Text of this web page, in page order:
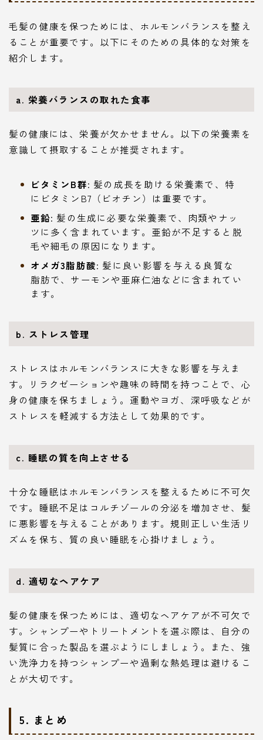
毛髪の健康を保つためには、ホルモンバランスを整え
ることが重要です。以下にそのための具体的な対策を
紹介します。
a. 栄養バランスの取れた食事
髪の健康には、栄養が欠かせません。以下の栄養素を
意識して摂取することが推奨されます。
ビタミンB群: 髪の成長を助ける栄養素で、特
にビタミンB7（ビオチン）は重要です。
亜鉛: 髪の生成に必要な栄養素で、肉類やナッ
ツに多く含まれています。亜鉛が不足すると脱
毛や細毛の原因になります。
オメガ3脂肪酸: 髪に良い影響を与える良質な
脂肪で、サーモンや亜麻仁油などに含まれてい
ます。
b. ストレス管理
ストレスはホルモンバランスに大きな影響を与えま
す。リラクゼーションや趣味の時間を持つことで、心
身の健康を保ちましょう。運動やヨガ、深呼吸などが
ストレスを軽減する方法として効果的です。
c. 睡眠の質を向上させる
十分な睡眠はホルモンバランスを整えるために不可欠
です。睡眠不足はコルチゾールの分泌を増加させ、髪
に悪影響を与えることがあります。規則正しい生活リ
ズムを保ち、質の良い睡眠を心掛けましょう。
d. 適切なヘアケア
髪の健康を保つためには、適切なヘアケアが不可欠で
す。シャンプーやトリートメントを選ぶ際は、自分の
髪質に合った製品を選ぶようにしましょう。また、強
い洗浄力を持つシャンプーや過剰な熱処理は避けるこ
とが大切です。
5. まとめ